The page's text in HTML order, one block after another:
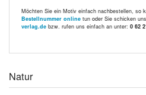
Möchten Sie ein Motiv einfach nachbestellen, so
Bestellnummer online tun oder Sie schicken
verlag.de bzw. rufen uns einfach an unter: 0 62
Natur